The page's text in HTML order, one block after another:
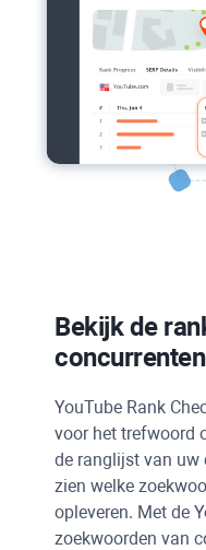
Bekijk de
concurrenten
YouTube Rank
voor het trefwoord
de ranglijst van uw
zien welke
opleveren. Met de
zoekwoorden van